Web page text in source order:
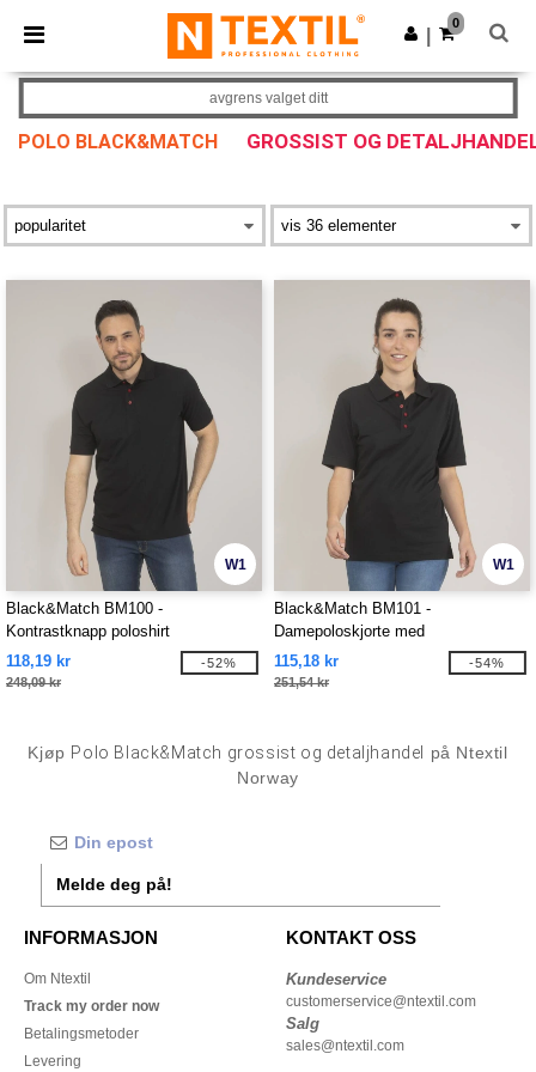
× Ntextil-app
Bedre priser i appen!
Last ned app
0
POLO BLACK&MATCH GROSSIST OG
avgrens valget ditt
W1
Black&Match BM100 -
Kontrastknapp poloshirt
118,19 kr
248,09 kr
-52%
W1
Black&Match BM101 -
Damepoloskjorte med
kontrastknapper
115,18 kr
251,54 kr
-54%
Kjøp Polo Black&Match grossist og detaljhandel
på Ntextil
Norway
Melde deg på!
INFORMASJON
Om Ntextil
Track my order now
Betalingsmetoder
Levering
KONTAKT OSS
Kundeservice
customerservice@ntextil.com
Salg
sales@ntextil.com